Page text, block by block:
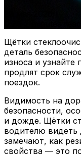
Щётки
деталь
износа и
продлят срок
поездок.
Видимость на
безопасности,
и дожде. Щётки
водителю видеть
замечают, как
свойства — это